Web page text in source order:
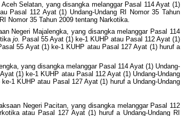
Selatan, yang disangka melanggar Pasal 114 Ayat (1)
Pasal 112 Ayat (1) Undang-Undang RI Nomor 35 Tahun
Nomor 35 Tahun 2009 tentang Narkotika.
Negeri Majalengka, yang disangka melanggar Pasal 114
jo. Pasal 55 Ayat (1) ke-1 KUHP atau Pasal 112 Ayat (1)
55 Ayat (1) ke-1 KUHP atau Pasal 127 Ayat (1) huruf a
yang disangka melanggar Pasal 114 Ayat (1) Undang-
(1) ke-1 KUHP atau Pasal 112 Ayat (1) Undang-Undang
1 KUHP atau Pasal 127 Ayat (1) huruf a Undang-Undang
Negeri Pacitan, yang disangka melanggar Pasal 112
atau Pasal 127 Ayat (1) huruf a Undang-Undang RI